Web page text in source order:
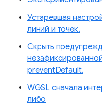
Устаревшая
линий и точек.
Скрыть
preventDefault.
WGSL сначала
либо